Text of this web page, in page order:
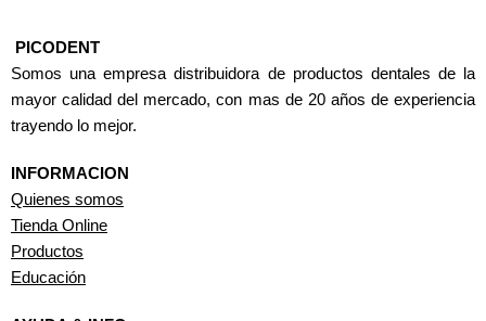
PICODENT
Somos una empresa distribuidora de productos dentales de la
mayor calidad del mercado, con mas de 20 años de experiencia
trayendo lo mejor.
INFORMACION
Quienes somos
Tienda Online
Productos
Educación